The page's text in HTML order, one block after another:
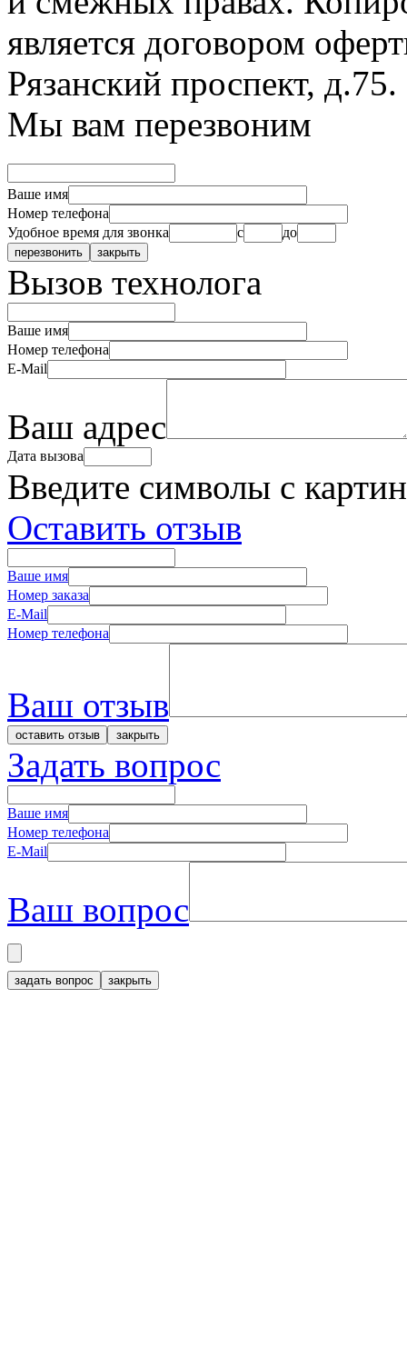
является договором
Рязанский проспект, д.75.
Мы вам перезвоним
Ваше имя
Номер телефона
Удобное время для звонка
с до
Вызов технолога
Ваше имя
Номер телефона
E-Mail
Ваш адрес
Дата вызова
Введите символы с
Оставить отзыв
Ваше имя
Номер заказа
E-Mail
Номер телефона
Ваш отзыв
Задать вопрос
Ваше имя
Номер телефона
E-Mail
Ваш вопрос